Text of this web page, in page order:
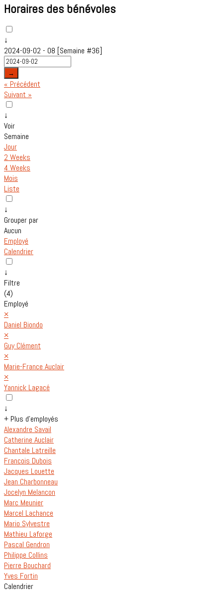
Horaires des bénévoles
↓
2024-09-02 - 08 [Semaine #36]
→
« Précédent
Suivant »
↓
Voir
Semaine
Jour
2 Weeks
4 Weeks
Mois
Liste
↓
Grouper par
Aucun
Employé
Calendrier
↓
Filtre
(4)
Employé
×
Daniel Biondo
×
Guy Clément
×
Marie-France Auclair
×
Yannick Lagacé
↓
+ Plus d'employés
Alexandre Savail
Catherine Auclair
Chantale Latreille
Francois Dubois
Jacques Louette
Jean Charbonneau
Jocelyn Melancon
Marc Meunier
Marcel Lachance
Mario Sylvestre
Mathieu Laforge
Pascal Gendron
Philippe Collins
Pierre Bouchard
Yves Fortin
Calendrier